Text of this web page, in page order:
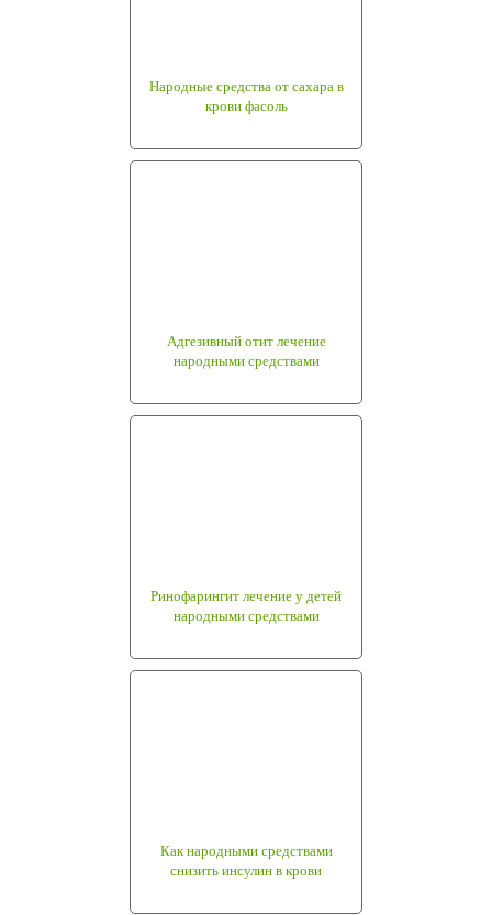
Народные средства от сахара в
крови фасоль
Адгезивный отит лечение
народными средствами
Ринофарингит лечение у детей
народными средствами
Как народными средствами
снизить инсулин в крови